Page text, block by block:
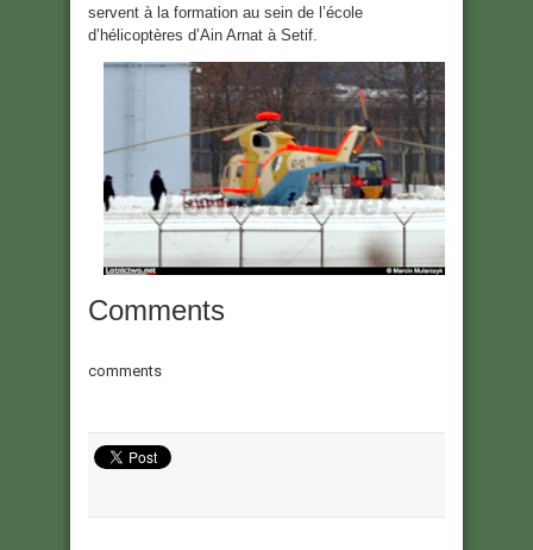
servent à la formation au sein de l’école
d’hélicoptères d’Ain Arnat à Setif.
Comments
comments